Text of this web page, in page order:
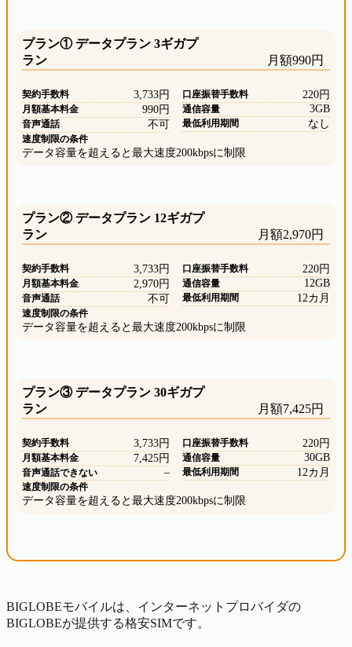
プラン① データプラン 3ギガプ
ラン
月額990円
契約手数料 3,733円
月額基本料金 990円
音声通話 不可
口座振替手数料 220円
通信容量 3GB
最低利用期間 なし
速度制限の条件
データ容量を超えると最大速度200kbpsに制限
プラン② データプラン 12ギガプ
ラン
月額2,970円
契約手数料 3,733円
月額基本料金 2,970円
音声通話 不可
口座振替手数料 220円
通信容量 12GB
最低利用期間 12カ月
速度制限の条件
データ容量を超えると最大速度200kbpsに制限
プラン③ データプラン 30ギガプ
ラン
月額7,425円
契約手数料 3,733円
月額基本料金 7,425円
音声通話できない –
口座振替手数料 220円
通信容量 30GB
最低利用期間 12カ月
速度制限の条件
データ容量を超えると最大速度200kbpsに制限
BIGLOBEモバイルは、インターネットプロバイダの
BIGLOBEが提供する格安SIMです。